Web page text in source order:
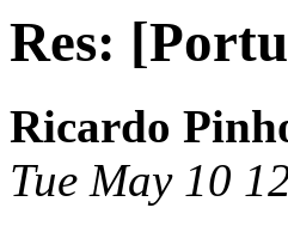
Res:
Ricardo
Tue May 10